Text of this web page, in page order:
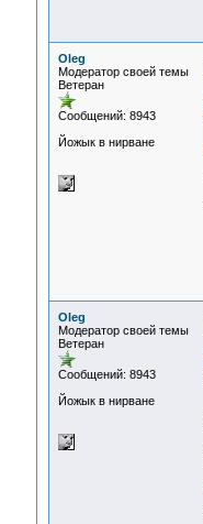
Oleg
Модератор своей темы
Ветеран
Сообщений: 8943
Йожык в нирване
Oleg
Модератор своей темы
Ветеран
Сообщений: 8943
Йожык в нирване